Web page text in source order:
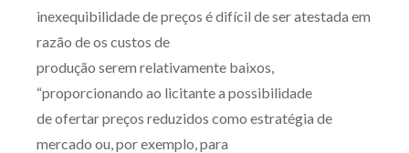
inexequibilidade de preços é difícil de ser atestada em
razão de os custos de
produção serem relativamente baixos,
“proporcionando ao licitante a possibilidade
de ofertar preços reduzidos como estratégia de
mercado ou, por exemplo, para